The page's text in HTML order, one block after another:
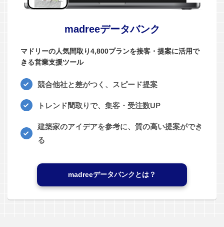
madreeデータバンク
マドリーの人気間取り4,800プランを接客・提案に活用で
きる営業支援ツール
競合他社と差がつく、スピード提案
トレンド間取りで、集客・受注数UP
建築家のアイデアを参考に、質の高い提案ができ
る
madreeデータバンクとは？